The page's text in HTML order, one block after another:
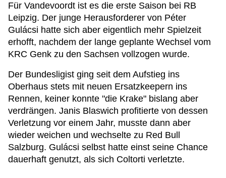
Für Vandevoordt ist es die erste Saison bei RB
Leipzig. Der junge Herausforderer von Péter
Gulácsi hatte sich aber eigentlich mehr Spielzeit
erhofft, nachdem der lange geplante Wechsel vom
KRC Genk zu den Sachsen vollzogen wurde.
Der Bundesligist ging seit dem Aufstieg ins
Oberhaus stets mit neuen Ersatzkeepern ins
Rennen, keiner konnte "die Krake" bislang aber
verdrängen. Janis Blaswich profitierte von dessen
Verletzung vor einem Jahr, musste dann aber
wieder weichen und wechselte zu Red Bull
Salzburg. Gulácsi selbst hatte einst seine Chance
dauerhaft genutzt, als sich Coltorti verletzte.